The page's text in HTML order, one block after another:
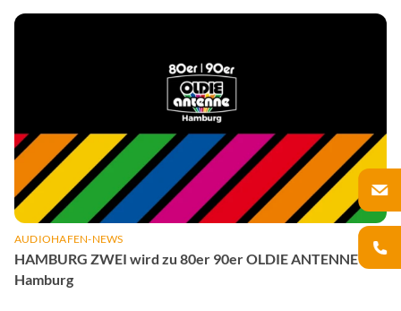
AUDIOHAFEN-NEWS
HAMBURG ZWEI wird zu 80er 90er OLDIE ANTENNE
Hamburg